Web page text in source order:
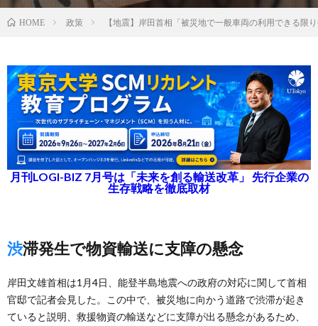
HOME 政策 【地震】岸田首相「被災地で一般車両の利用できる限
月刊LOGI-BIZ 7月号は「未来を創る輸送改革」 先行企業の
生存戦略を徹底取材
渋滞発生で物資輸送に支障の懸念
岸田文雄首相は1月4日、能登半島地震への政府の対応に関して首相
官邸で記者会見した。この中で、被災地に向かう道路で渋滞が起き
ていると説明、救援物資の輸送などに支障が出る懸念があるため、